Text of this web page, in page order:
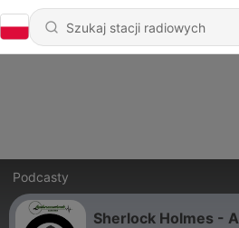
Podcasty
Sherlock Holmes -